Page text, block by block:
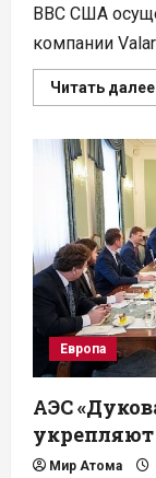
ВВС США
компании
Читать далее
Европа
АЭС
укрепляют
Мир Атома